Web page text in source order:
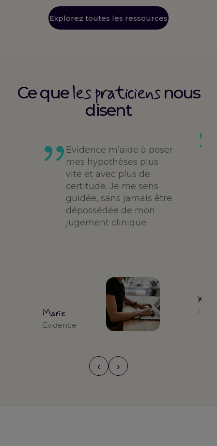
Explorez toutes les ressources
Ce queles praticiensnous
disent
Evidence m’aide à poser
mes hypothèses plus
vite et avec plus de
certitude. Je me sens
guidée, sans jamais être
dépossédée de mon
jugement clinique.
Marie
Evidence
‹ ›